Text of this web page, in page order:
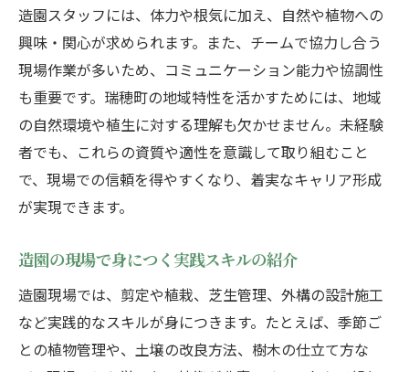
造園業界で正社員就職を目指す方へのポイント
造園の正社員求人を選ぶ際のチェック項目
面接で伝えたい造園への意欲と適性の表現
法
造園就職活動で重視すべきポイント解説
未経験から正社員を目指す造園応募の流れ
正社員採用後に求められる造園スタッフ像
瑞穂町で造園に挑戦するやりがいと成長の道
瑞穂町で得られる造園職のやりがいとは
造園の仕事で体感できる自己成長の瞬間
現場経験が活きる造園スキルの積み重ね
造園スタッフには、体力や根気に加え、自然や植物への
興味・関心が求められます。また、チームで協力し合う
現場作業が多いため、コミュニケーション能力や協調性
も重要です。瑞穂町の地域特性を活かすためには、地域
の自然環境や植生に対する理解も欠かせません。未経験
者でも、これらの資質や適性を意識して取り組むこと
で、現場での信頼を得やすくなり、着実なキャリア形成
が実現できます。
造園の現場で身につく実践スキルの紹介
造園現場では、剪定や植栽、芝生管理、外構の設計施工
など実践的なスキルが身につきます。たとえば、季節ご
との植物管理や、土壌の改良方法、樹木の仕立て方な